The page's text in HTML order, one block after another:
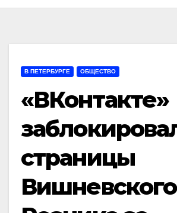
В ПЕТЕРБУРГЕ ОБЩЕСТВО
«ВКонтакте»
страницы